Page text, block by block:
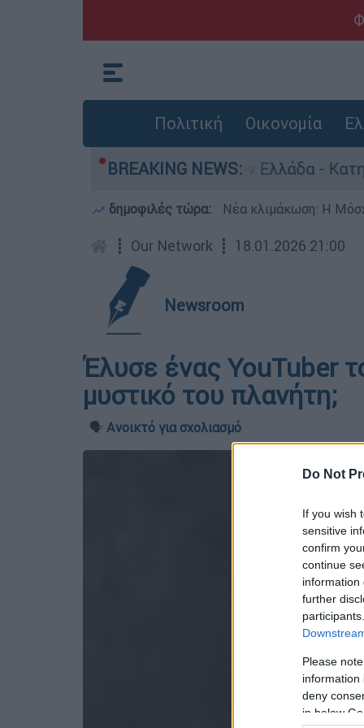
Do Not
If you wish
sensitive
confirm
continue
information
further
Please
information
deny
in below
Πολιτική Οικονομία
BREAKING NEWS:
για ανθρωποκτονίες στην Ελλάδα -
δημοφιλές τώρα: Νέα κλιμάκωση: Η
┋ Our Network ┋ 18.01.2026 21:00
Newsroom
Έλυσε ένας YouTuber
μυστικό του πλανήτη;
🗣️ Ανοικτό για σχολιασμό